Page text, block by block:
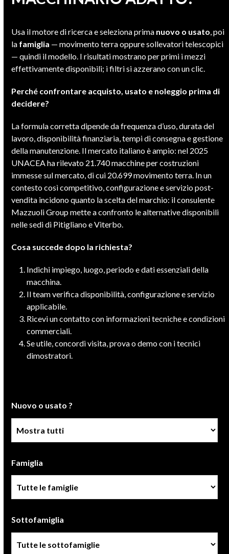
Usa il motore di ricerca e seleziona prima nuovo o usato, poi
la famiglia — movimento terra oppure sollevatori telescopici
— quindi il modello. I risultati mostrano per primi i mezzi
effettivamente disponibili; i filtri si azzerano con un clic.
Perché confrontare acquisto, usato e noleggio prima di
decidere?
La formula corretta dipende da frequenza d’uso, durata del
lavoro, disponibilità finanziaria, tempi di consegna e gestione
della manutenzione. Il mercato italiano è ampio: nel 2025
UNACEA ha rilevato 21.740 macchine per costruzioni
immesse sul mercato, di cui 20.699 movimento terra. In un
contesto così competitivo, configurazione e servizio post-
vendita incidono quanto la scelta del marchio: il consulente
Mazzuoli Group mette a confronto le alternative disponibili
nelle sedi di Pitigliano e Viterbo.
Cosa succede dopo la richiesta?
Indichi impiego, luogo, periodo e dati essenziali della
macchina.
Il team verifica disponibilità, configurazione e servizio
applicabile.
Ricevi un contatto con informazioni tecniche e condizioni
commerciali.
Se utile, concordi visita, prova o demo con i tecnici
dimostratori.
Nuovo o usato ?
Famiglia
Sottofamiglia